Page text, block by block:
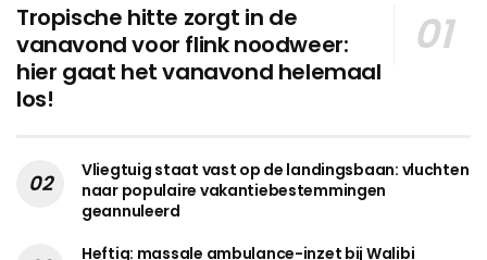
Tropische hitte zorgt in de
vanavond voor flink noodweer:
hier gaat het vanavond helemaal
los!
Vliegtuig staat vast op de landingsbaan: vluchten
naar populaire vakantiebestemmingen
geannuleerd
Heftig: massale ambulance-inzet bij Walibi